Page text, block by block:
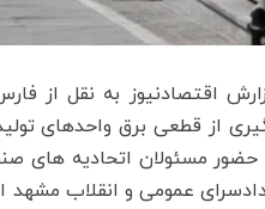
اقتصادنیوز به نقل از
از قطعی برق واحدهای
حضور مسئولان اتحادیه های
عمومی و انقلاب